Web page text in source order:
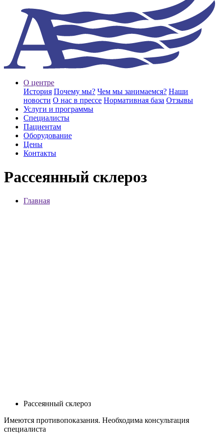
О центре
История Почему мы? Чем мы занимаемся? Наши
новости О нас в прессе Нормативная база Отзывы
Услуги и программы
Специалисты
Пациентам
Оборудование
Цены
Контакты
Рассеянный склероз
Главная
Рассеянный склероз
Имеются противопоказания. Необходима консультация
специалиста